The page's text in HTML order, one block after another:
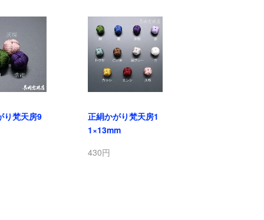
り梵天房9
正絹かがり梵天房1
1×13mm
430円